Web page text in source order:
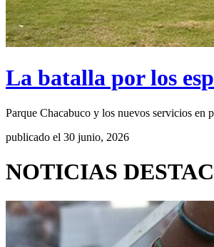
La batalla por los
Parque Chacabuco y los nuevos servicios
publicado el 30 junio, 2026
NOTICIAS